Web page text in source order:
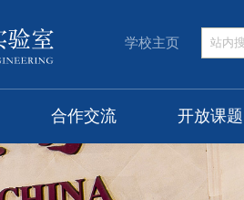
学校主页
合作交流 开放课题